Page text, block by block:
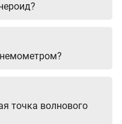
точка волнового